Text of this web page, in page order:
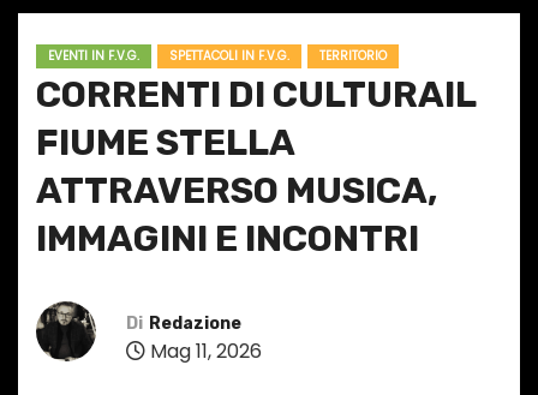
EVENTI IN F.V.G. SPETTACOLI IN F.V.G. TERRITORIO
CORRENTI DI CULTURAIL
FIUME STELLA
ATTRAVERSO MUSICA,
IMMAGINI E INCONTRI
Di Redazione
Mag 11, 2026